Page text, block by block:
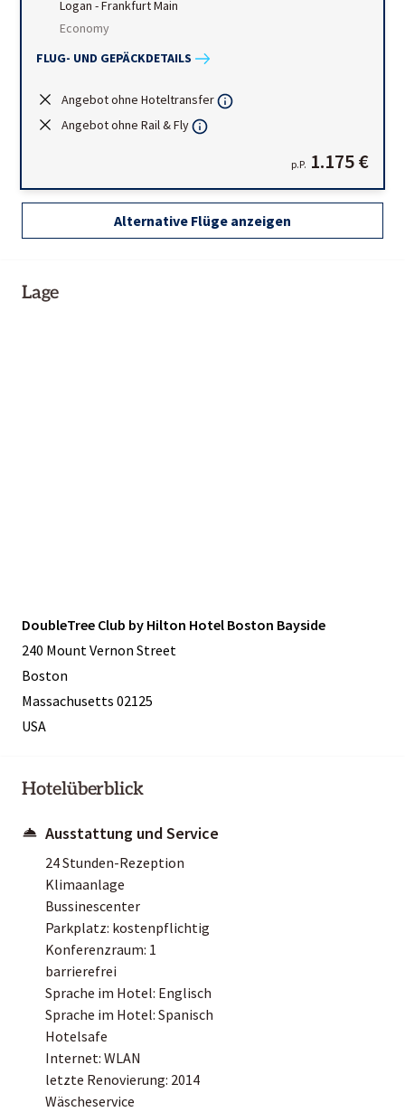
Logan -Frankfurt Main
Economy
FLUG- UND GEPÄCKDETAILS
Angebot ohne Hoteltransfer
Angebot ohne Rail & Fly
p.P. 1.175 €
Alternative Flüge anzeigen
Lage
DoubleTree Club by Hilton Hotel Boston Bayside
240 Mount Vernon Street
Boston
Massachusetts 02125
USA
Hotelüberblick
Ausstattung und Service
24 Stunden-Rezeption
Klimaanlage
Bussinescenter
Parkplatz: kostenpflichtig
Konferenzraum: 1
barrierefrei
Sprache im Hotel: Englisch
Sprache im Hotel: Spanisch
Hotelsafe
Internet: WLAN
letzte Renovierung: 2014
Wäscheservice